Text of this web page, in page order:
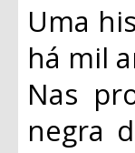
Uma
há mil
Nas
negra